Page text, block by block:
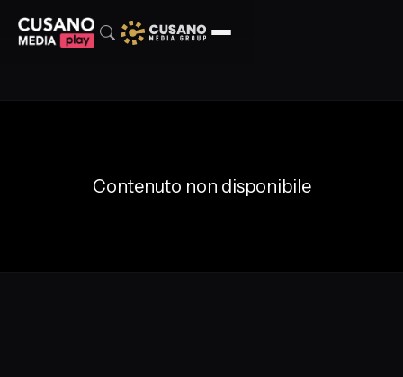
Contenuto non disponibile